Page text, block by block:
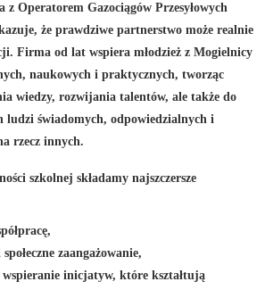
z Operatorem Gazociągów Przesyłowych
że prawdziwe partnerstwo może realnie
Firma od lat wspiera młodzież z Mogielnicy
naukowych i praktycznych, tworząc
wiedzy, rozwijania talentów, ale także do
ludzi świadomych, odpowiedzialnych i
rzecz innych.
szkolnej składamy najszczersze
zaangażowanie,
wspieranie inicjatyw, które kształtują